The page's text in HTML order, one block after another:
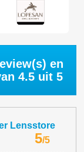
en
4.5 uit 5
Lensstore
5/5